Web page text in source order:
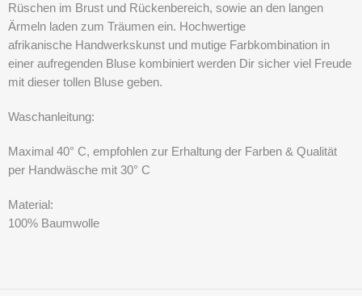
Rüschen im Brust und Rückenbereich, sowie an den langen
Ärmeln laden zum Träumen ein. Hochwertige
afrikanische Handwerkskunst und mutige Farbkombination in
einer aufregenden Bluse kombiniert werden Dir sicher viel Freude
mit dieser tollen Bluse geben.
Waschanleitung:
Maximal 40° C, empfohlen zur Erhaltung der Farben & Qualität
per Handwäsche mit 30° C
Material:
100% Baumwolle